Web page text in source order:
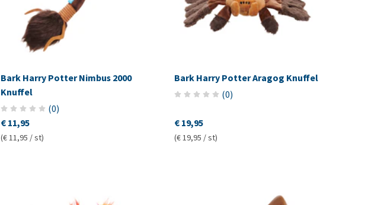
Bark Harry Potter Nimbus 2000
Knuffel
(0)
€ 11,95
(€ 11,95 / st)
Bark Harry Potter Aragog Knuffel
(0)
€ 19,95
(€ 19,95 / st)